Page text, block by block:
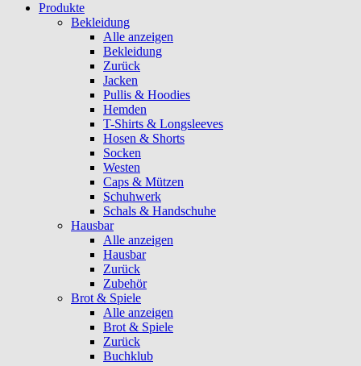
Produkte
Bekleidung
Alle anzeigen
Bekleidung
Zurück
Jacken
Pullis & Hoodies
Hemden
T-Shirts & Longsleeves
Hosen & Shorts
Socken
Westen
Caps & Mützen
Schuhwerk
Schals & Handschuhe
Hausbar
Alle anzeigen
Hausbar
Zurück
Zubehör
Brot & Spiele
Alle anzeigen
Brot & Spiele
Zurück
Buchklub